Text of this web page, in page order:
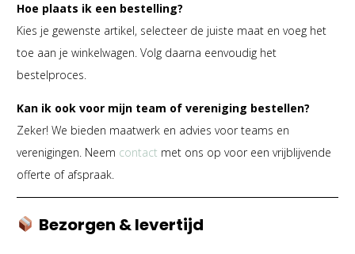
Hoe plaats ik een bestelling?
Kies je gewenste artikel, selecteer de juiste maat en voeg het
toe aan je winkelwagen. Volg daarna eenvoudig het
bestelproces.
Kan ik ook voor mijn team of vereniging bestellen?
Zeker! We bieden maatwerk en advies voor teams en
verenigingen. Neem contact met ons op voor een vrijblijvende
offerte of afspraak.
Bezorgen & levertijd